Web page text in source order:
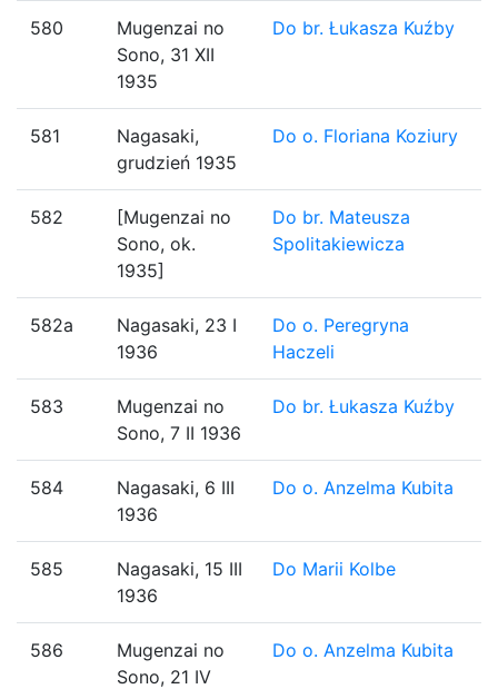
580
Mugenzai no
Sono, 31 XII
1935
Do br. Łukasza Kuźby
581
Nagasaki,
grudzień 1935
Do o. Floriana Koziury
582
[Mugenzai no
Sono, ok.
1935]
Do br. Mateusza
Spolitakiewicza
582a
Nagasaki, 23 I
1936
Do o. Peregryna
Haczeli
583
Mugenzai no
Sono, 7 II 1936
Do br. Łukasza Kuźby
584
Nagasaki, 6 III
1936
Do o. Anzelma Kubita
585
Nagasaki, 15 III
1936
Do Marii Kolbe
586
Mugenzai no
Sono, 21 IV
Do o. Anzelma Kubita